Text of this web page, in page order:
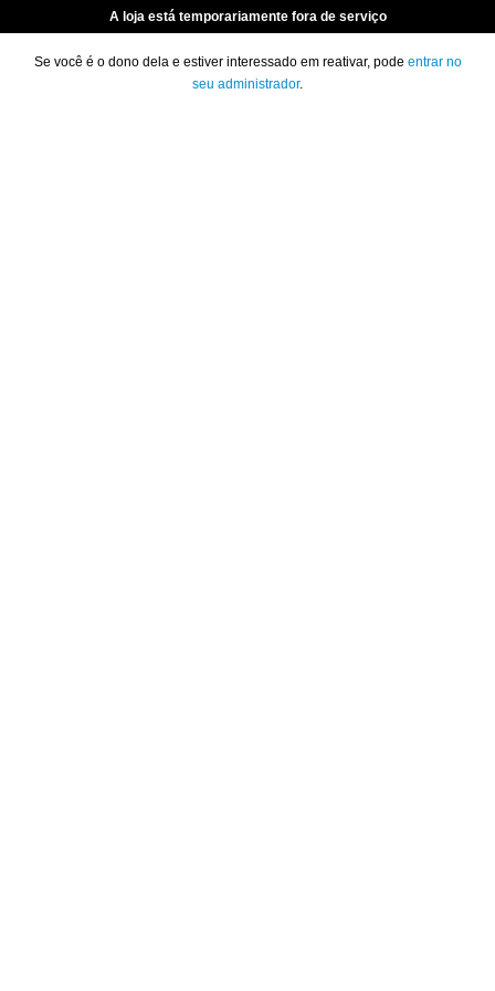
A loja está temporariamente fora de serviço
Se você é o dono dela e estiver interessado em reativar, pode entrar no
seu administrador.